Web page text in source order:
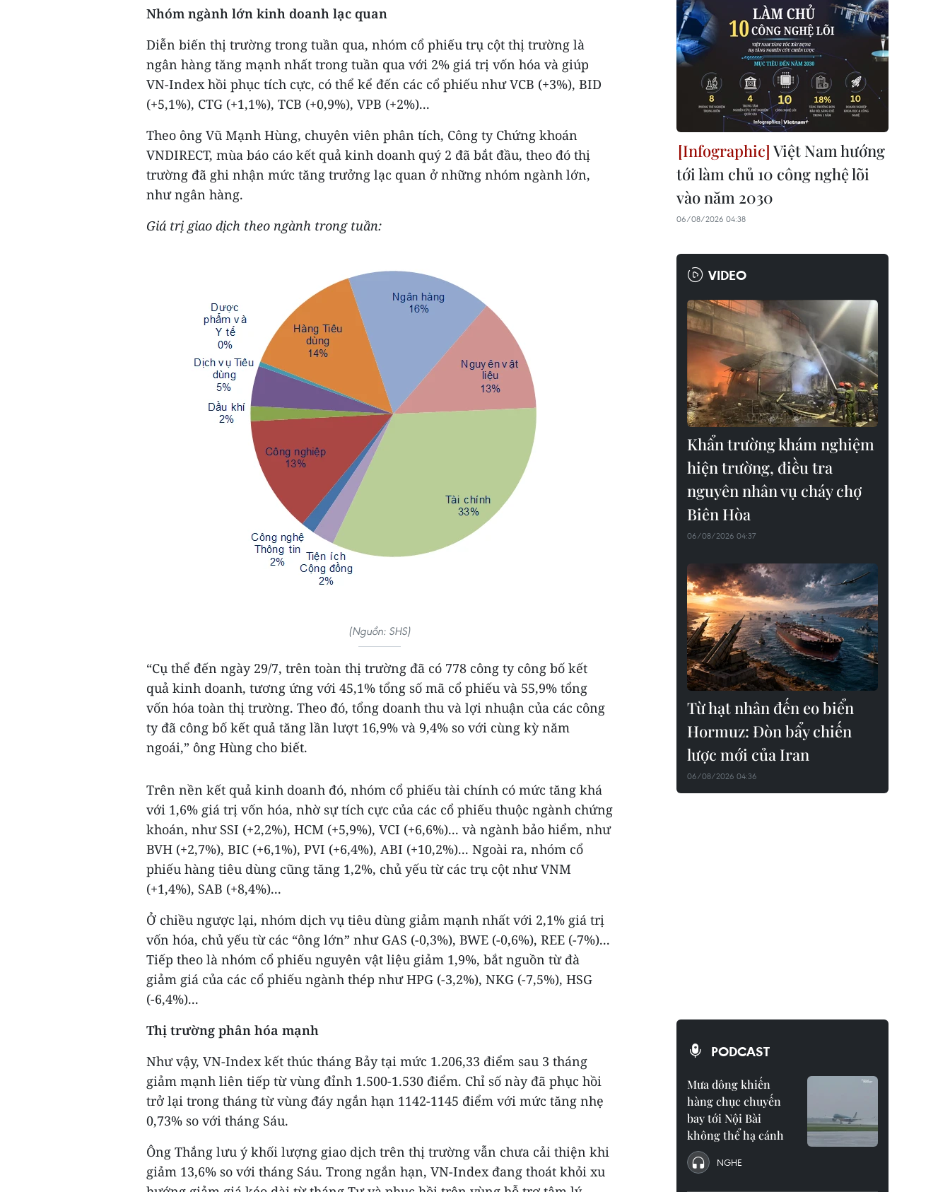
Nhóm ngành lớn kinh doanh lạc quan
Diễn biến thị trường trong tuần qua, nhóm cổ phiếu trụ cột thị trường là
ngân hàng tăng mạnh nhất trong tuần qua với 2% giá trị vốn hóa và giúp
VN-Index hồi phục tích cực, có thể kể đến các cổ phiếu như VCB (+3%), BID
(+5,1%), CTG (+1,1%), TCB (+0,9%), VPB (+2%)...
Theo ông Vũ Mạnh Hùng, chuyên viên phân tích, Công ty Chứng khoán
VNDIRECT, mùa báo cáo kết quả kinh doanh quý 2 đã bắt đầu, theo đó thị
trường đã ghi nhận mức tăng trưởng lạc quan ở những nhóm ngành lớn,
như ngân hàng.
Giá trị giao dịch theo ngành trong tuần:
(Nguồn: SHS)
“Cụ thể đến ngày 29/7, trên toàn thị trường đã có 778 công ty công bố kết
quả kinh doanh, tương ứng với 45,1% tổng số mã cổ phiếu và 55,9% tổng
vốn hóa toàn thị trường. Theo đó, tổng doanh thu và lợi nhuận của các công
ty đã công bố kết quả tăng lần lượt 16,9% và 9,4% so với cùng kỳ năm
ngoái,” ông Hùng cho biết.
Trên nền kết quả kinh doanh đó, nhóm cổ phiếu tài chính có mức tăng khá
với 1,6% giá trị vốn hóa, nhờ sự tích cực của các cổ phiếu thuộc ngành chứng
khoán, như SSI (+2,2%), HCM (+5,9%), VCI (+6,6%)... và ngành bảo hiểm, như
BVH (+2,7%), BIC (+6,1%), PVI (+6,4%), ABI (+10,2%)... Ngoài ra, nhóm cổ
phiếu hàng tiêu dùng cũng tăng 1,2%, chủ yếu từ các trụ cột như VNM
(+1,4%), SAB (+8,4%)...
Ở chiều ngược lại, nhóm dịch vụ tiêu dùng giảm mạnh nhất với 2,1% giá trị
vốn hóa, chủ yếu từ các “ông lớn” như GAS (-0,3%), BWE (-0,6%), REE (-7%)...
Tiếp theo là nhóm cổ phiếu nguyên vật liệu giảm 1,9%, bắt nguồn từ đà
giảm giá của các cổ phiếu ngành thép như HPG (-3,2%), NKG (-7,5%), HSG
(-6,4%)...
Thị trường phân hóa mạnh
Như vậy, VN-Index kết thúc tháng Bảy tại mức 1.206,33 điểm sau 3 tháng
giảm mạnh liên tiếp từ vùng đỉnh 1.500-1.530 điểm. Chỉ số này đã phục hồi
trở lại trong tháng từ vùng đáy ngắn hạn 1142-1145 điểm với mức tăng nhẹ
0,73% so với tháng Sáu.
Ông Thắng lưu ý khối lượng giao dịch trên thị trường vẫn chưa cải thiện khi
giảm 13,6% so với tháng Sáu. Trong ngắn hạn, VN-Index đang thoát khỏi xu
Việt Nam hướng
tới làm chủ 10 công nghệ lõi
vào năm 2030
06/08/2026 04:38
VIDEO
Khẩn trường khám nghiệm
hiện trường, điều tra
nguyên nhân vụ cháy chợ
Biên Hòa
06/08/2026 04:37
Từ hạt nhân đến eo biển
Hormuz: Đòn bẩy chiến
lược mới của Iran
06/08/2026 04:36
PODCAST
Mưa dông khiến
hàng chục chuyến
bay tới Nội Bài
không thể hạ cánh
NGHE